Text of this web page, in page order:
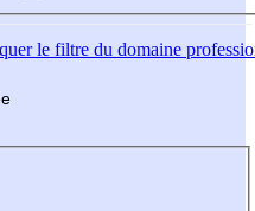
le filtre du domaine